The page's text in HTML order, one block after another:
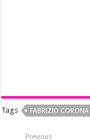
Tags FABRIZIO CORONA
Previous